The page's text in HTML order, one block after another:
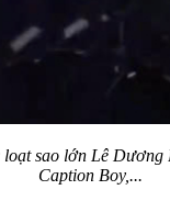
sao lớn Lê Dương
Caption Boy,...